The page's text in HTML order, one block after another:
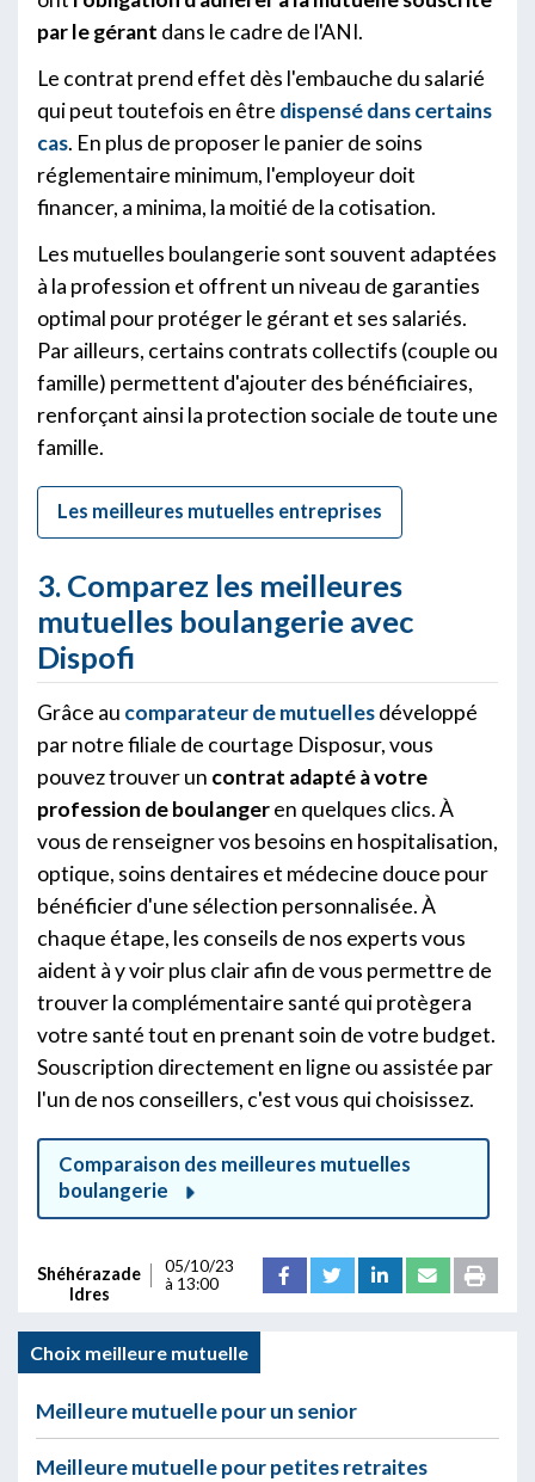
par le gérant dans le cadre de l'ANI.
Le contrat prend effet dès l'embauche du salarié
qui peut toutefois en être dispensé dans certains
cas. En plus de proposer le panier de soins
réglementaire minimum, l'employeur doit
financer, a minima, la moitié de la cotisation.
Les mutuelles boulangerie sont souvent adaptées
à la profession et offrent un niveau de garanties
optimal pour protéger le gérant et ses salariés.
Par ailleurs, certains contrats collectifs (couple ou
famille) permettent d'ajouter des bénéficiaires,
renforçant ainsi la protection sociale de toute une
famille.
Les meilleures mutuelles entreprises
3. Comparez les meilleures
mutuelles boulangerie avec
Dispofi
Grâce au comparateur de mutuellesdéveloppé
par notre filiale de courtage Disposur, vous
pouvez trouver un contrat adapté à votre
profession de boulangeren quelques clics. À
vous de renseigner vos besoins en hospitalisation,
optique, soins dentaires et médecine douce pour
bénéficier d'une sélection personnalisée. À
chaque étape, les conseils de nos experts vous
aident à y voir plus clair afin de vous permettre de
trouver la complémentaire santé qui protègera
votre santé tout en prenant soin de votre budget.
Souscription directement en ligne ou assistée par
l'un de nos conseillers, c'est vous qui choisissez.
Comparaison des meilleures mutuelles
boulangerie
Shéhérazade
Idres
05/10/23
à 13:00
Choix meilleure mutuelle
Meilleure mutuelle pour un senior
Meilleure mutuelle pour petites retraites